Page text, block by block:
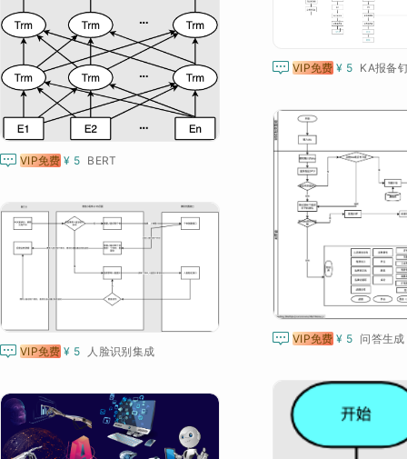
 VIP免费 ¥ 5 KA报备
 VIP免费 ¥ 5 BERT
 VIP免费 ¥ 5 问答生成
 VIP免费 ¥ 5 人脸识别集成